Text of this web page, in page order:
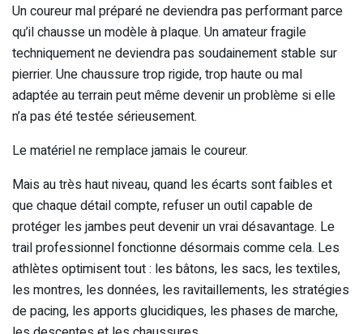
Un coureur mal préparé ne deviendra pas performant parce
qu’il chausse un modèle à plaque. Un amateur fragile
techniquement ne deviendra pas soudainement stable sur
pierrier. Une chaussure trop rigide, trop haute ou mal
adaptée au terrain peut même devenir un problème si elle
n’a pas été testée sérieusement.
Le matériel ne remplace jamais le coureur.
Mais au très haut niveau, quand les écarts sont faibles et
que chaque détail compte, refuser un outil capable de
protéger les jambes peut devenir un vrai désavantage. Le
trail professionnel fonctionne désormais comme cela. Les
athlètes optimisent tout : les bâtons, les sacs, les textiles,
les montres, les données, les ravitaillements, les stratégies
de pacing, les apports glucidiques, les phases de marche,